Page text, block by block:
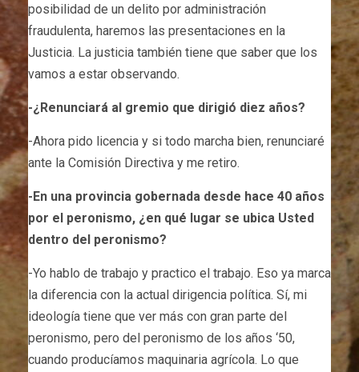
posibilidad de un delito por administración
fraudulenta, haremos las presentaciones en la
Justicia. La justicia también tiene que saber que los
vamos a estar observando.
-¿Renunciará al gremio que dirigió diez años?
-Ahora pido licencia y si todo marcha bien, renunciaré
ante la Comisión Directiva y me retiro.
-En una provincia gobernada desde hace 40 años
por el peronismo, ¿en qué lugar se ubica Usted
dentro del peronismo?
-Yo hablo de trabajo y practico el trabajo. Eso ya marca
la diferencia con la actual dirigencia política. Sí, mi
ideología tiene que ver más con gran parte del
peronismo, pero del peronismo de los años ‘50,
cuando producíamos maquinaria agrícola. Lo que